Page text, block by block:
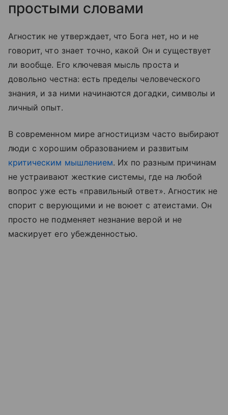
простыми словами
Агностик не утверждает, что Бога нет, но и не
говорит, что знает точно, какой Он и существует
ли вообще. Его ключевая мысль проста и
довольно честна: есть пределы человеческого
знания, и за ними начинаются догадки, символы и
личный опыт.
В современном мире агностицизм часто выбирают
люди с хорошим образованием и развитым
критическим мышлением. Их по разным причинам
не устраивают жесткие системы, где на любой
вопрос уже есть «правильный ответ». Агностик не
спорит с верующими и не воюет с атеистами. Он
просто не подменяет незнание верой и не
маскирует его убежденностью.